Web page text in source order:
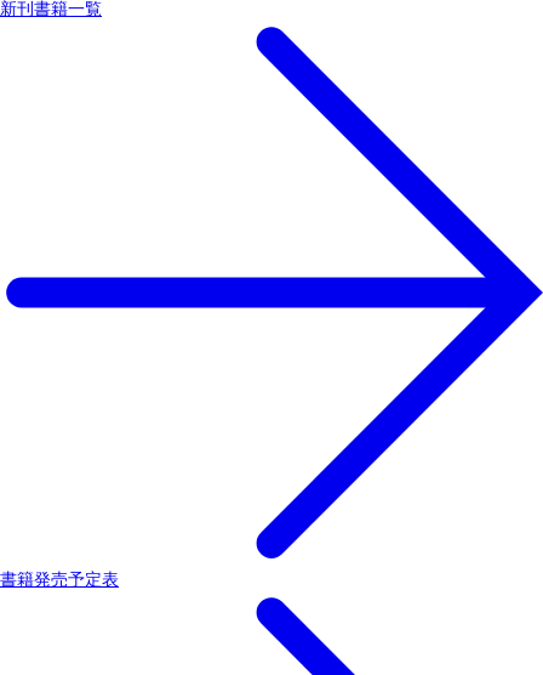
新刊書籍一覧
書籍発売予定表